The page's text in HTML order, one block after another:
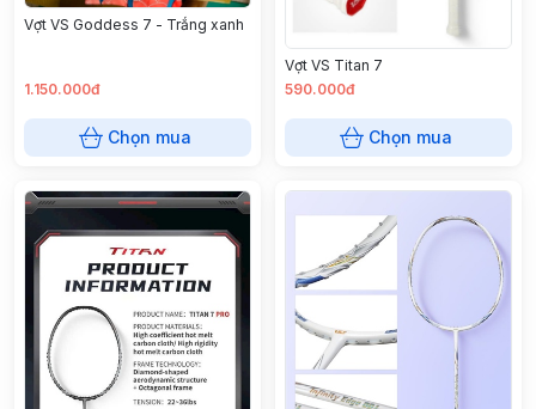
Vợt VS Goddess 7 - Trắng xanh
1.150.000đ
Chọn mua
Vợt VS Titan 7
590.000đ
Chọn mua